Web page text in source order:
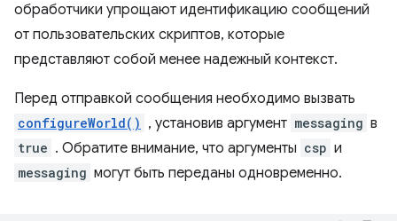
обработчики упрощают идентификацию сообщений
от пользовательских скриптов, которые
представляют собой менее надежный контекст.
Перед отправкой сообщения необходимо вызвать
configureWorld() , установив аргумент messaging в
true . Обратите внимание, что аргументы csp и
messaging могут быть переданы одновременно.